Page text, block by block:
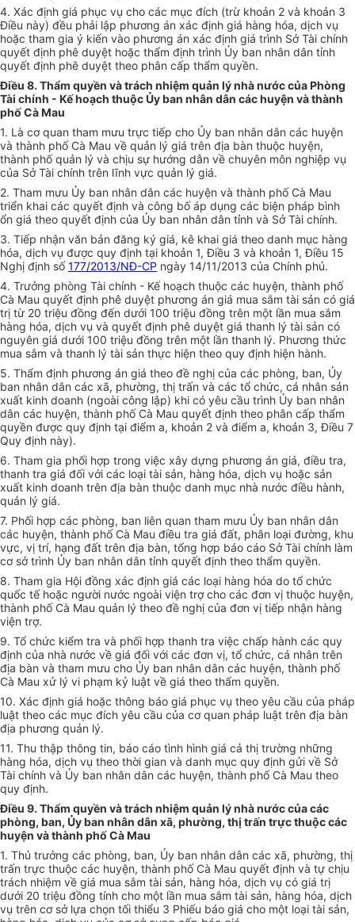
4. Xác định giá phục vụ cho các mục đích (trừ khoản 2 và khoản 3
Điều này) đều phải lập phương án xác định giá hàng hóa, dịch vụ
hoặc tham gia ý kiến vào phương án xác định giá trình Sở Tài chính
quyết định phê duyệt hoặc thẩm định trình Ủy ban nhân dân tỉnh
quyết định phê duyệt theo phân cấp thẩm quyền.
Điều 8. Thẩm quyền và trách nhiệm quản lý nhà nước của Phòng
Tài chính - Kế hoạch thuộc Ủy ban nhân dân các huyện và thành
phố Cà Mau
1. Là cơ quan tham mưu trực tiếp cho Ủy ban nhân dân các huyện
và thành phố Cà Mau về quản lý giá trên địa bàn thuộc huyện,
thành phố quản lý và chịu sự hướng dẫn về chuyên môn nghiệp vụ
của Sở Tài chính trên lĩnh vực quản lý giá.
2. Tham mưu Ủy ban nhân dân các huyện và thành phố Cà Mau
triển khai các quyết định và công bố áp dụng các biện pháp bình
ổn giá theo quyết định của Ủy ban nhân dân tỉnh và Sở Tài chính.
3. Tiếp nhận văn bản đăng ký giá, kê khai giá theo danh mục hàng
hóa, dịch vụ được quy định tại khoản 1, Điều 3 và khoản 1, Điều 15
Nghị định số177/2013/NĐ-CP ngày 14/11/2013 của Chính phủ.
4. Trưởng phòng Tài chính - Kế hoạch thuộc các huyện, thành phố
Cà Mau quyết định phê duyệt phương án giá mua sắm tài sản có giá
trị từ 20 triệu đồng đến dưới 100 triệu đồng trên một lần mua sắm
hàng hóa, dịch vụ và quyết định phê duyệt giá thanh lý tài sản có
nguyên giá dưới 100 triệu đồng trên một lần thanh lý. Phương thức
mua sắm và thanh lý tài sản thực hiện theo quy định hiện hành.
5. Thẩm định phương án giá theo đề nghị của các phòng, ban, Ủy
ban nhân dân các xã, phường, thị trấn và các tổ chức, cá nhân sản
xuất kinh doanh (ngoài công lập) khi có yêu cầu trình Ủy ban nhân
dân các huyện, thành phố Cà Mau quyết định theo phân cấp thẩm
quyền được quy định tại điểm a, khoản 2 và điểm a, khoản 3, Điều 7
Quy định này).
6. Tham gia phối hợp trong việc xây dựng phương án giá, điều tra,
thanh tra giá đối với các loại tài sản, hàng hóa, dịch vụ hoặc sản
xuất kinh doanh trên địa bàn thuộc danh mục nhà nước điều hành,
quản lý giá.
7. Phối hợp các phòng, ban liên quan tham mưu Ủy ban nhân dân
các huyện, thành phố Cà Mau điều tra giá đất, phân loại đường, khu
vực, vị trí, hạng đất trên địa bàn, tổng hợp báo cáo Sở Tài chính làm
cơ sở trình Ủy ban nhân dân tỉnh quyết định theo thẩm quyền.
8. Tham gia Hội đồng xác định giá các loại hàng hóa do tổ chức
quốc tế hoặc người nước ngoài viện trợ cho các đơn vị thuộc huyện,
thành phố Cà Mau quản lý theo đề nghị của đơn vị tiếp nhận hàng
viện trợ.
9. Tổ chức kiểm tra và phối hợp thanh tra việc chấp hành các quy
định của nhà nước về giá đối với các đơn vị, tổ chức, cá nhân trên
địa bàn và tham mưu cho Ủy ban nhân dân các huyện, thành phố
Cà Mau xử lý vi phạm kỷ luật về giá theo thẩm quyền.
10. Xác định giá hoặc thông báo giá phục vụ theo yêu cầu của pháp
luật theo các mục đích yêu cầu của cơ quan pháp luật trên địa bàn
địa phương quản lý.
11. Thu thập thông tin, báo cáo tình hình giá cả thị trường những
hàng hóa, dịch vụ theo thời gian và danh mục quy định gửi về Sở
Tài chính và Ủy ban nhân dân các huyện, thành phố Cà Mau theo
quy định.
Điều 9. Thẩm quyền và trách nhiệm quản lý nhà nước của các
phòng, ban, Ủy ban nhân dân xã, phường, thị trấn trực thuộc các
huyện và thành phố Cà Mau
1. Thủ trưởng các phòng, ban, Ủy ban nhân dân các xã, phường, thị
trấn trực thuộc các huyện, thành phố Cà Mau quyết định và tự chịu
trách nhiệm về giá mua sắm tài sản, hàng hóa, dịch vụ có giá trị
dưới 20 triệu đồng tính cho một lần mua sắm tài sản, hàng hóa, dịch
vụ trên cơ sở lựa chọn tối thiểu 3 Phiếu báo giá cho một loại tài sản,